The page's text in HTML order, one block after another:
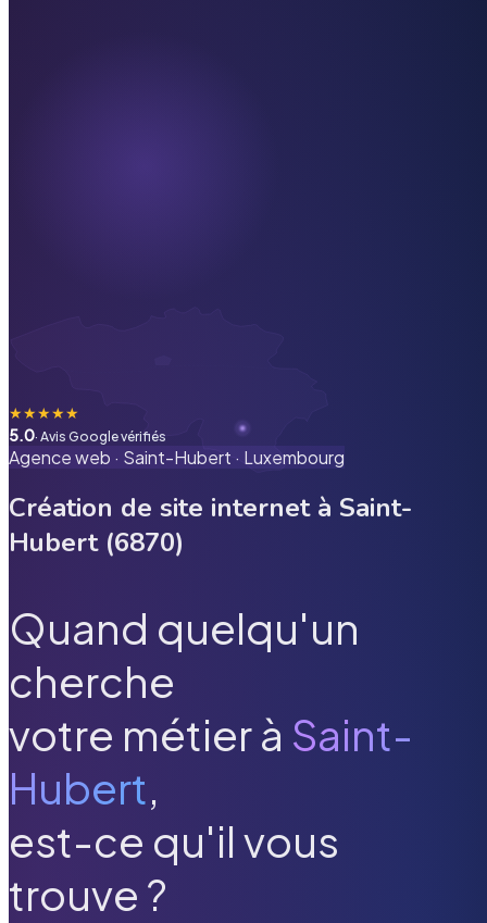
★★★★★
5.0· Avis Google vérifiés
Agence web · Saint-Hubert · Luxembourg
Création de site internet à Saint-
Hubert(6870)
Quand quelqu'un
cherche
votre métier à Saint-
Hubert,
est-ce qu'il vous
trouve ?